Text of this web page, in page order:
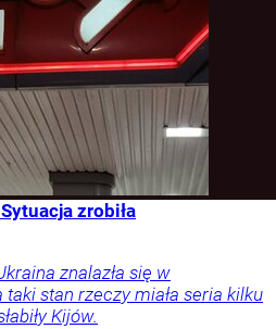
zrobiła
znalazła się w
stan rzeczy miała seria kilku
Kijów.